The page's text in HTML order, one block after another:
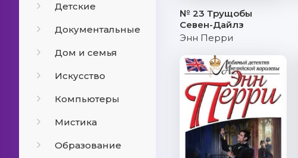
Детские
Документальные
Дом и семья
Искусство
Компьютеры
Мистика
Образование
№ 23 Трущобы
Севен-Дайлз
Энн Перри